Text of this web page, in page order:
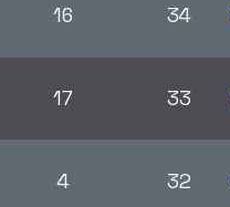
16 34
17 33
4 32